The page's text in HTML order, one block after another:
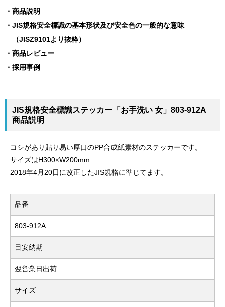
商品説明
JIS規格安全標識の基本形状及び安全色の一般的な意味
（JISZ9101より抜粋）
商品レビュー
採用事例
JIS規格安全標識ステッカー「お手洗い 女」803-912A
商品説明
コシがあり貼り易い厚口のPP合成紙素材のステッカーです。
サイズはH300×W200mm
2018年4月20日に改正したJIS規格に準じてます。
品番
803-912A
目安納期
翌営業日出荷
サイズ